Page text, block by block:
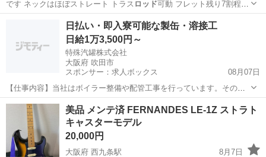
です ネックはほぼストレート トラス ロッド可動 フレット残り7割程度
21フレ…
裾野市 弦楽器、ギター
日払い・即入寮可能な製缶・溶接工
日給1万3,500円～
特殊汽罐株式会社
大阪府 吹田市
スポンサー：求人ボックス
08月07日
【仕事内容】当社はボイラー整備や配管工事を行っています。その中
で必要な配管やボイラーの製缶作業(溶接・切断・架台等の製作)業務に
当社工場内であたっていただきます。 工場は大阪府吹田市芳野町。御
堂筋線の江坂駅からの徒歩圏内にあります...
アルバイト・パート
美品 メンテ済 FERNANDES LE-1Z ストラト
キャスターモデル
20,000円
大阪府 西九条駅
8月7日